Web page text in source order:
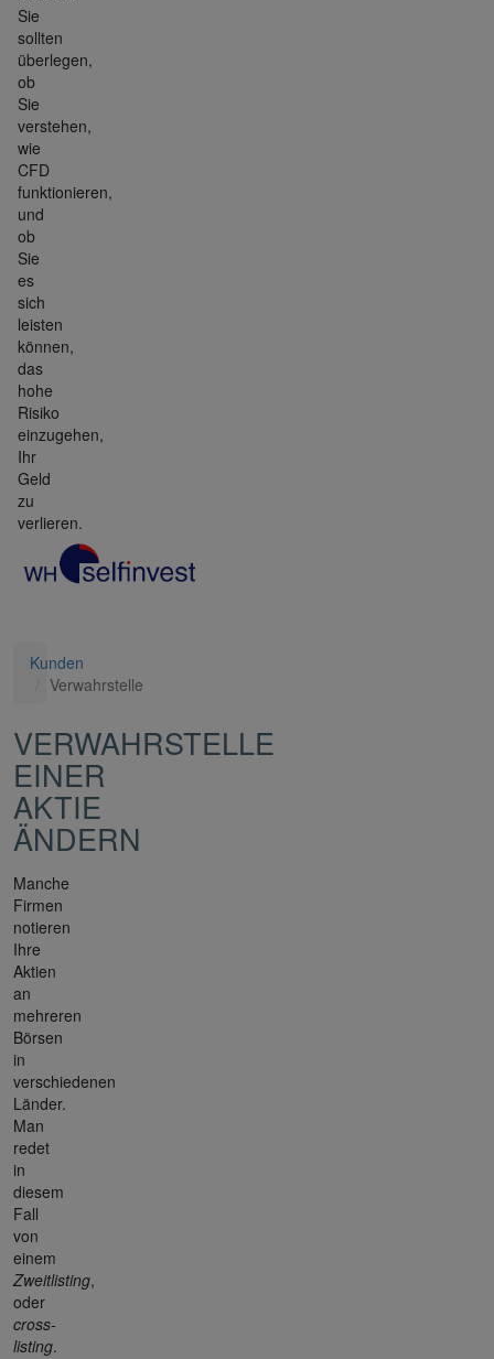
Sie
sollten
überlegen,
ob
Sie
verstehen,
wie
CFD
funktionieren,
und
ob
Sie
es
sich
leisten
können,
das
hohe
Risiko
einzugehen,
Ihr
Geld
zu
verlieren.
Kunden
Verwahrstelle
VERWAHRSTELLE
EINER
AKTIE
ÄNDERN
Manche
Firmen
notieren
Ihre
Aktien
an
mehreren
Börsen
in
verschiedenen
Länder.
Man
redet
in
diesem
Fall
von
einem
Zweitlisting,
oder
cross-
listing.